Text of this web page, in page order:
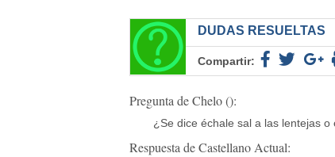
DUDAS RESUELTAS
Compartir:
Pregunta de Chelo ():
¿Se dice échale sal a las lentejas
Respuesta de Castellano Actual: